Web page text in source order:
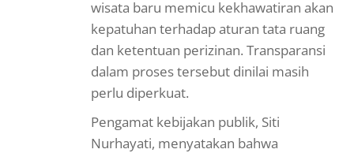
wisata baru memicu kekhawatiran akan
kepatuhan terhadap aturan tata ruang
dan ketentuan perizinan. Transparansi
dalam proses tersebut dinilai masih
perlu diperkuat.
Pengamat kebijakan publik, Siti
Nurhayati, menyatakan bahwa